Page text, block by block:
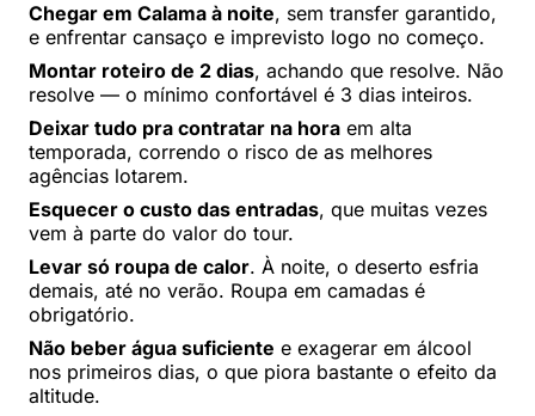
Chegar em Calama à noite, sem transfer garantido,
e enfrentar cansaço e imprevisto logo no começo.
Montar roteiro de 2 dias, achando que resolve. Não
resolve — o mínimo confortável é 3 dias inteiros.
Deixar tudo pra contratar na hora em alta
temporada, correndo o risco de as melhores
agências lotarem.
Esquecer o custo das entradas, que muitas vezes
vem à parte do valor do tour.
Levar só roupa de calor. À noite, o deserto esfria
demais, até no verão. Roupa em camadas é
obrigatório.
Não beber água suficiente e exagerar em álcool
nos primeiros dias, o que piora bastante o efeito da
altitude.